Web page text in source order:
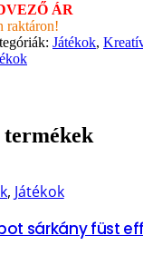
ÁR
raktáron!
Játékok,
termékek
, Játékok
sárkány füst